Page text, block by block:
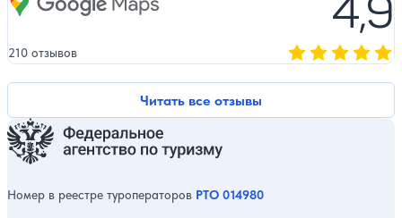
Читать все отзывы
4,9
210 отзывов
Номер в реестре туроператоров РТО 014980